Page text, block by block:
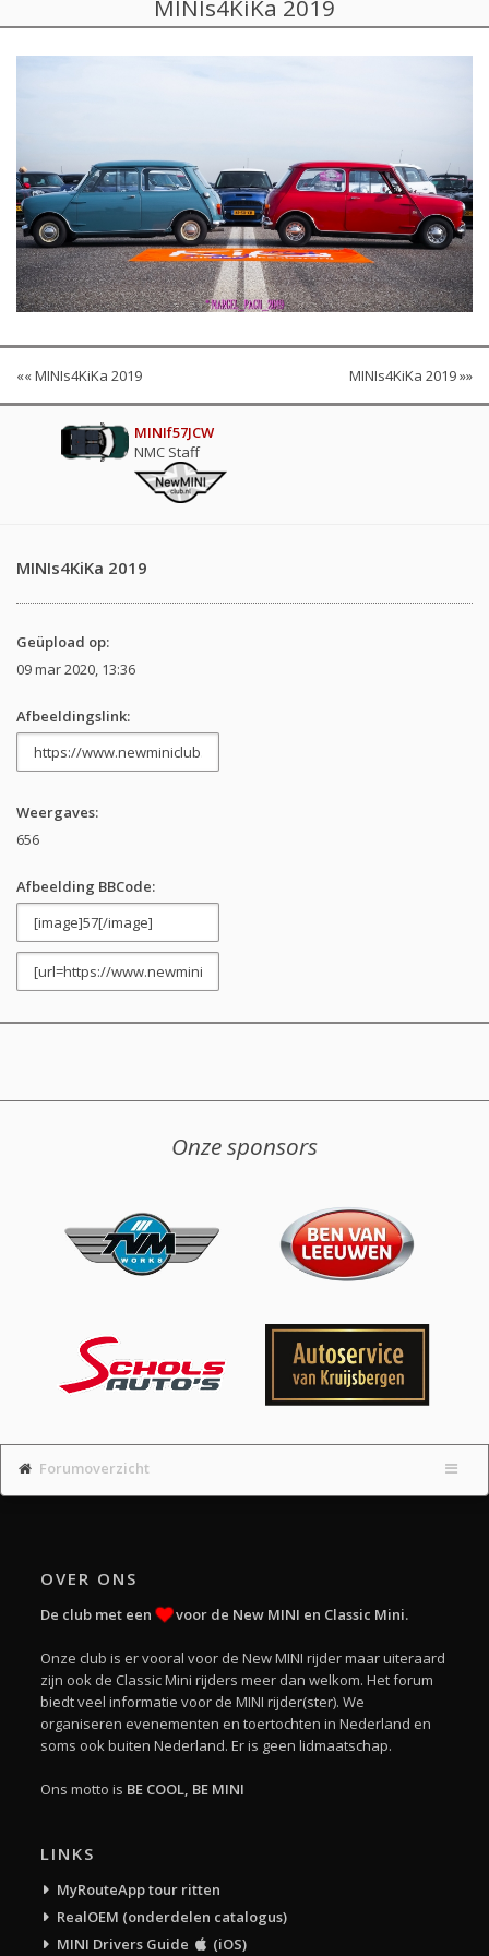
MINIs4KiKa 2019
«« MINIs4KiKa 2019 MINIs4KiKa 2019 »»
MINIf57JCW
NMC Staff
MINIs4KiKa 2019
Geüpload op:
09 mar 2020, 13:36
Afbeeldingslink:
Weergaves:
656
Afbeelding BBCode:
Onze sponsors
Forumoverzicht
OVER ONS
De club met een voor de New MINI en Classic Mini.
Onze club is er vooral voor de New MINI rijder maar uiteraard
zijn ook de Classic Mini rijders meer dan welkom. Het forum
biedt veel informatie voor de MINI rijder(ster). We
organiseren evenementen en toertochten in Nederland en
soms ook buiten Nederland. Er is geen lidmaatschap.
Ons motto is BE COOL, BE MINI
LINKS
MyRouteApp tour ritten
RealOEM (onderdelen catalogus)
MINI Drivers Guide
(iOS)